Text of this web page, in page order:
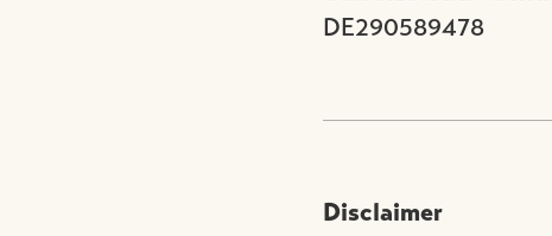
DE290589478
Disclaimer